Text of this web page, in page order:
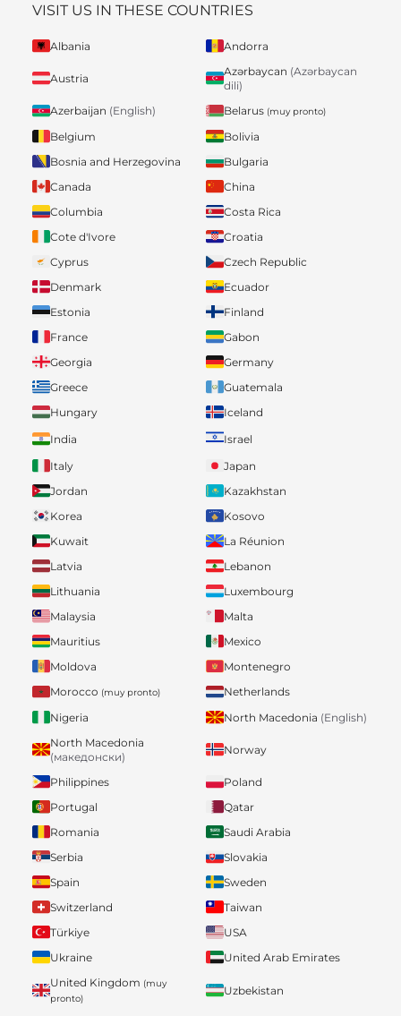
VISIT US IN THESE COUNTRIES
Albania Andorra
Austria
Azərbaycan (Azərbaycan
dili)
Azerbaijan (English) Belarus (muy pronto)
Belgium
Bolivia
Bosnia and Herzegovina
Bulgaria
Canada
China
Columbia
Costa Rica
Cote d'Ivore
Croatia
Cyprus
Czech Republic
Denmark
Ecuador
Estonia
Finland
France
Gabon
Georgia
Germany
Greece
Guatemala
Hungary
Iceland
India
Israel
Italy
Japan
Jordan
Kazakhstan
Korea
Kosovo
Kuwait
La Réunion
Latvia
Lebanon
Lithuania
Luxembourg
Malaysia
Malta
Mauritius
Mexico
Moldova
Montenegro
Morocco (muy pronto)
Netherlands
Nigeria
North Macedonia (English)
North Macedonia
(македонски)
Norway
Philippines
Poland
Portugal
Qatar
Romania
Saudi Arabia
Serbia
Slovakia
Spain
Sweden
Switzerland
Taiwan
Türkiye
USA
Ukraine
United Arab Emirates
United Kingdom (muy
pronto)
Uzbekistan